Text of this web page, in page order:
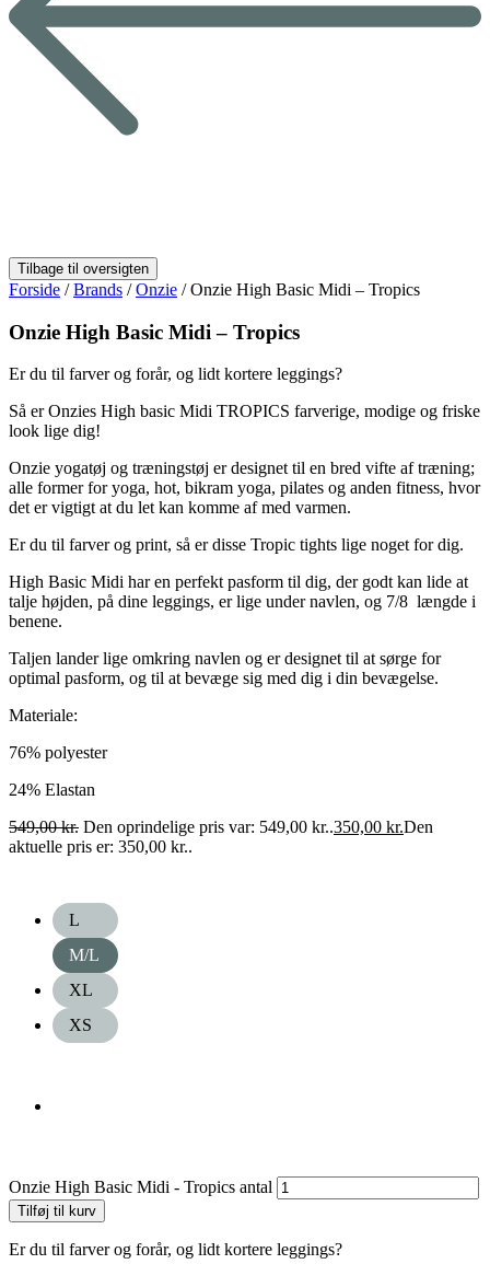
Forside /Brands /Onzie / Onzie High Basic Midi – Tropics
Onzie High Basic Midi – Tropics
Er du til farver og forår, og lidt kortere leggings?
Så er Onzies High basic Midi TROPICS farverige, modige og friske
look lige dig!
Onzie yogatøj og træningstøj er designet til en bred vifte af træning;
alle former for yoga, hot, bikram yoga, pilates og anden fitness, hvor
det er vigtigt at du let kan komme af med varmen.
Er du til farver og print, så er disse Tropic tights lige noget for dig.
High Basic Midi har en perfekt pasform til dig, der godt kan lide at
talje højden, på dine leggings, er lige under navlen, og 7/8 længde i
benene.
Taljen lander lige omkring navlen og er designet til at sørge for
optimal pasform, og til at bevæge sig med dig i din bevægelse.
Materiale:
76% polyester
24% Elastan
549,00kr. Den oprindelige pris var: 549,00 kr..350,00 kr.Den
aktuelle pris er: 350,00 kr..
L
M/L
XL
XS
Onzie High Basic Midi - Tropics antal
Tilføj til kurv
Er du til farver og forår, og lidt kortere leggings?